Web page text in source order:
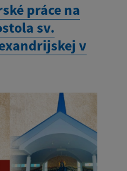
práce na
sv.
v